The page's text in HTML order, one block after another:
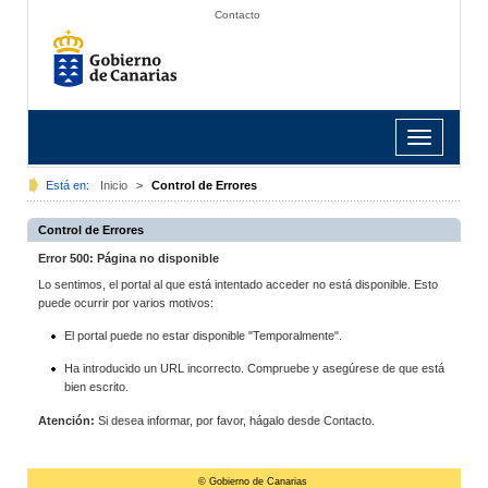
Contacto
Toggle
navigation
Está en: Inicio > Control de Errores
Control de Errores
Error 500: Página no disponible
Lo sentimos, el portal al que está intentado acceder no está disponible. Esto
puede ocurrir por varios motivos:
El portal puede no estar disponible "Temporalmente".
Ha introducido un URL incorrecto. Compruebe y asegúrese de que está
bien escrito.
Atención: Si desea informar, por favor, hágalo desde Contacto.
© Gobierno de Canarias